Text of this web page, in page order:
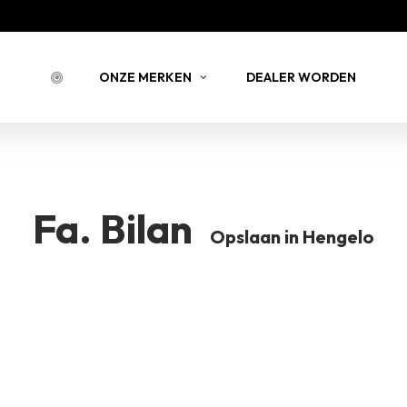
ONZE MERKEN DEALER WORDEN
Fa. Bilan Opslaan in Hengelo